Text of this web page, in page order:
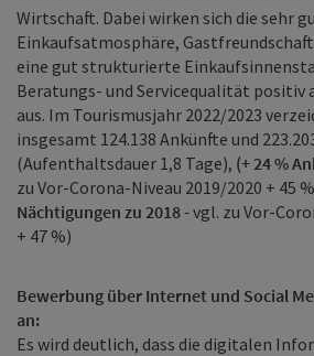
Wirtschaft. Dabei wirken sich die sehr
Einkaufsatmosphäre,
eine gut strukturierte
Beratungs- und Servicequalität positiv
aus. Im Tourismusjahr 2022/2023
insgesamt 124.138 Ankünfte und
(Aufenthaltsdauer 1,8 Tage), (+ 24 %
zu Vor-Corona-Niveau 2019/2020 + 45 %
Nächtigungen zu 2018 -vgl. zu Vor-
+ 47 %)
Bewerbung über Internet und Social
an:
Es wird deutlich, dass die digitalen